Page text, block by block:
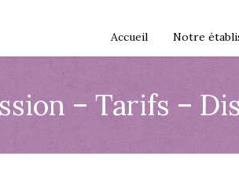
Accueil Notre
– Tarifs –